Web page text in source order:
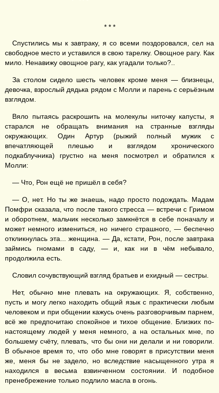
* * *
Спустились мы к завтраку, я со всеми поздоровался, сел на
свободное место и уставился в свою тарелку. Овощное рагу. Как
мило. Ненавижу овощное рагу, как угадали только?..
За столом сидело шесть человек кроме меня — близнецы,
девочка, взрослый дядька рядом с Молли и парень с серьёзным
взглядом.
Вяло пытаясь раскрошить на молекулы ниточку капусты, я
старался не обращать внимания на странные взгляды
окружающих. Один Артур (рыжий полный мужик с
впечатляющей плешью и взглядом хронического
подкаблучника) грустно на меня посмотрел и обратился к
Молли:
— Что, Рон ещё не пришёл в себя?
— О, нет. Но ты же знаешь, надо просто подождать. Мадам
Помфри сказала, что после такого стресса — встречи с Гримом
и оборотнем, мальчик несколько замкнётся в себе поначалу и
может немного измениться, но ничего страшного, — беспечно
откликнулась эта... женщина. — Да, кстати, Рон, после завтрака
займись гномами в саду, — и, как ни в чём небывало,
продолжила есть.
Словил сочувствующий взгляд братьев и ехидный — сестры.
Нет, обычно мне плевать на окружающих. Я, собственно,
пусть и могу легко находить общий язык с практически любым
человеком и при общении кажусь очень разговорчивым парнем,
всё же предпочитаю спокойное и тихое общение. Близких по-
настоящему людей у меня немного, а на остальных мне, по
большему счёту, плевать, что бы они ни делали и ни говорили.
В обычное время то, что обо мне говорят в присутствии меня
же, меня бы не задело, но вследствие насыщенного утра я
находился в весьма взвинченном состоянии. И подобное
пренебрежение только подлило масла в огонь.